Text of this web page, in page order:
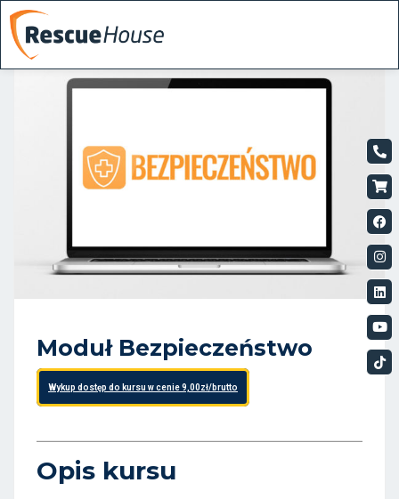
Moduł Bezpieczeństwo
Wykup dostęp do kursu w cenie 9,00zł/brutto
Opis kursu